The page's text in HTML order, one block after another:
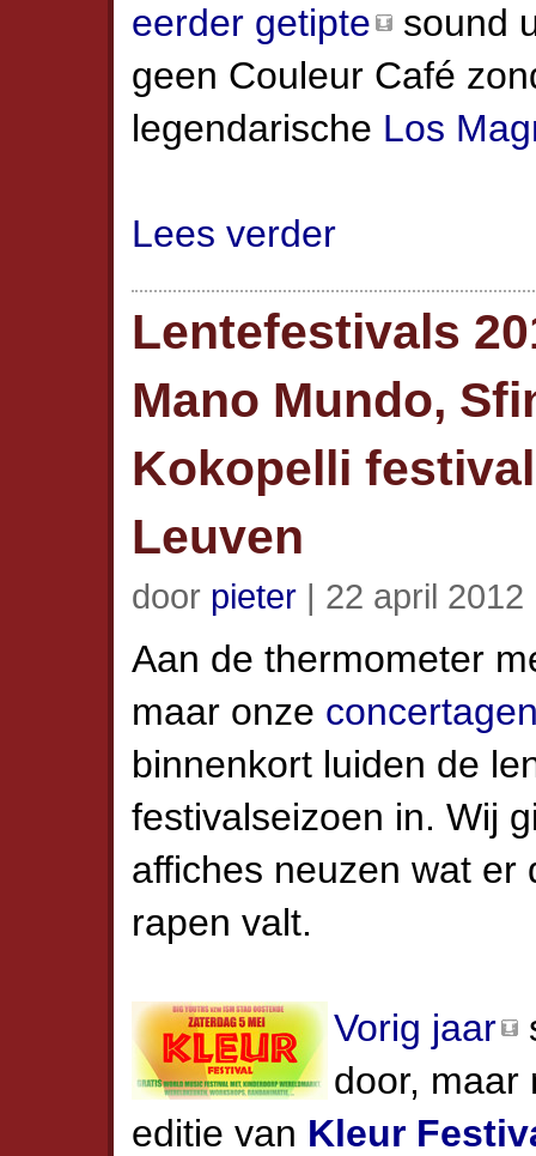
eerder getipte
sound
geen Couleur Café
legendarische Los
Lees verder
Lentefestivals
Mano Mundo,
Kokopelli
Leuven
door pieter | 22 april
Aan de thermometer
maar onze
binnenkort luiden de
festival­seizoen in. Wij
affiches neuzen wat er
rapen valt.
Vorig jaar
door, maar
editie van Kleur